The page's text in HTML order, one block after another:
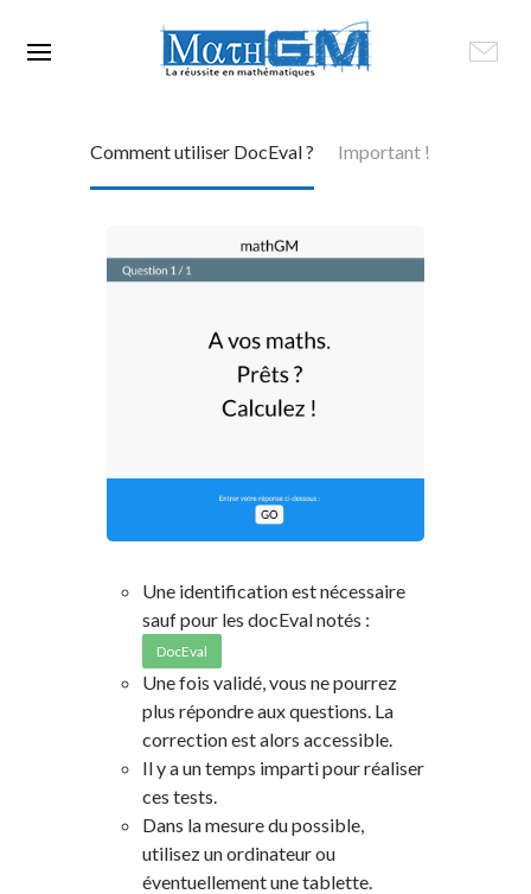
Comment utiliser DocEval ? Important !
Une identification est nécessaire
sauf pour les docEval notés :
DocEval
Une fois validé, vous ne pourrez
plus répondre aux questions. La
correction est alors accessible.
Il y a un temps imparti pour réaliser
ces tests.
Dans la mesure du possible,
utilisez un ordinateur ou
éventuellement une tablette.